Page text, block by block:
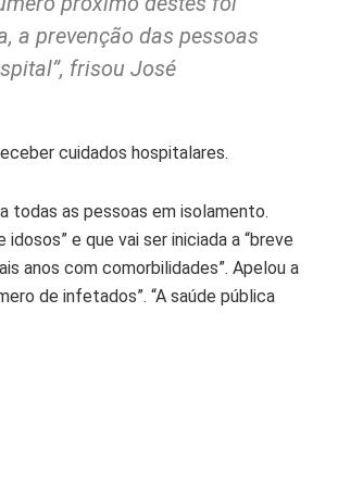
a prevenção das pessoas
frisou José
cuidados hospitalares.
todas as pessoas em isolamento.
e que vai ser iniciada a “breve
anos com comorbilidades”. Apelou a
de infetados”. “A saúde pública